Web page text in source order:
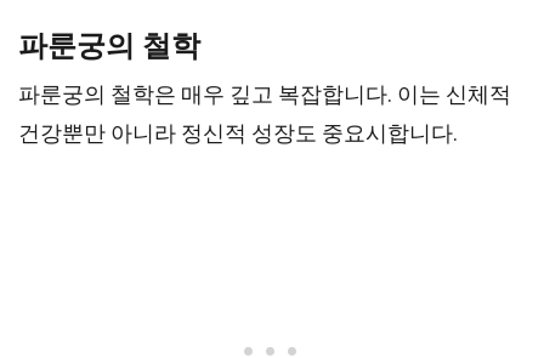
파룬궁의 철학
파룬궁의 철학은 매우 깊고 복잡합니다. 이는 신체적
건강뿐만 아니라 정신적 성장도 중요시합니다.